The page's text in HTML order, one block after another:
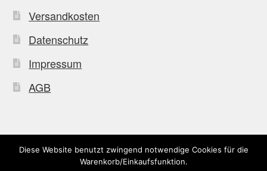
Versandkosten
Datenschutz
Impressum
AGB
© Uffkleba 2026
Diese Website benutzt zwingend notwendige Cookies für die
Warenkorb/Einkaufsfunktion.